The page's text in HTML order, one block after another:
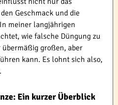
Geschmack und die
meiner langjährigen
wie falsche Düngung zu
großen, aber
kann. Es lohnt sich also,
Ein kurzer Überblick